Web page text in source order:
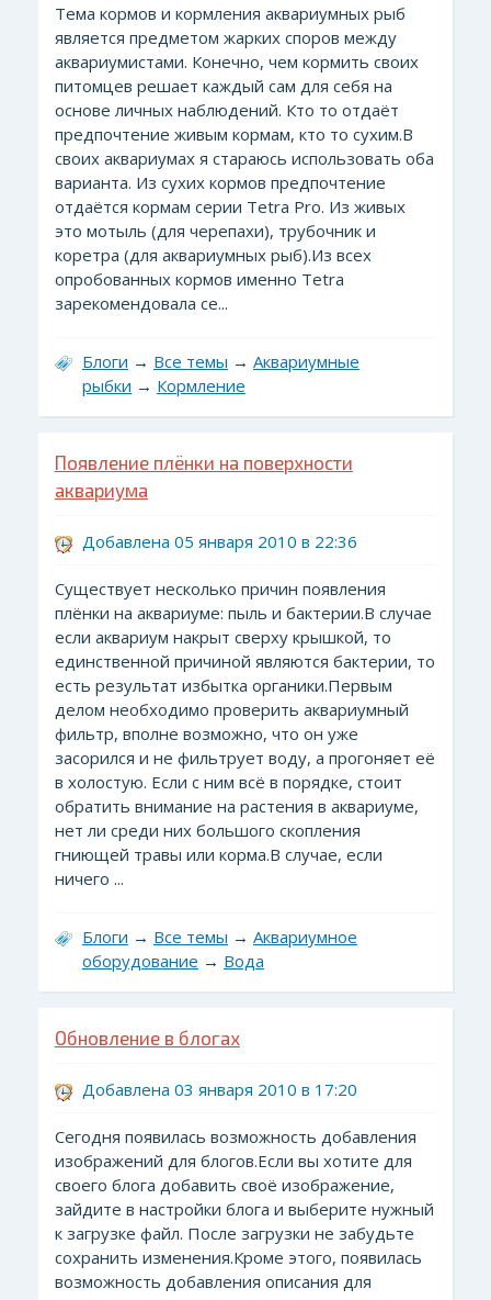
Тема кормов и кормления аквариумных рыб
является предметом жарких споров между
аквариумистами. Конечно, чем кормить своих
питомцев решает каждый сам для себя на
основе личных наблюдений. Кто то отдаёт
предпочтение живым кормам, кто то сухим.В
своих аквариумах я стараюсь использовать оба
варианта. Из сухих кормов предпочтение
отдаётся кормам серии Tetra Pro. Из живых
это мотыль (для черепахи), трубочник и
коретра (для аквариумных рыб).Из всех
опробованных кормов именно Tetra
зарекомендовала се...
Блоги → Все темы → Аквариумные
рыбки → Кормление
Появление плёнки на поверхности
аквариума
Добавлена 05 января 2010 в 22:36
Существует несколько причин появления
плёнки на аквариуме: пыль и бактерии.В случае
если аквариум накрыт сверху крышкой, то
единственной причиной являются бактерии, то
есть результат избытка органики.Первым
делом необходимо проверить аквариумный
фильтр, вполне возможно, что он уже
засорился и не фильтрует воду, а прогоняет её
в холостую. Если с ним всё в порядке, стоит
обратить внимание на растения в аквариуме,
нет ли среди них большого скопления
гниющей травы или корма.В случае, если
ничего ...
Блоги → Все темы → Аквариумное
оборудование → Вода
Обновление в блогах
Добавлена 03 января 2010 в 17:20
Сегодня появилась возможность добавления
изображений для блогов.Если вы хотите для
своего блога добавить своё изображение,
зайдите в настройки блога и выберите нужный
к загрузке файл. После загрузки не забудьте
сохранить изменения.Кроме этого, появилась
возможность добавления описания для